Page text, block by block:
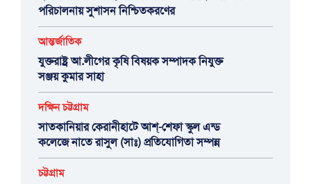
পরিচালনায় সুশাসন নিশ্চিতকরণের
আন্তর্জাতিক
যুক্তরাষ্ট্র আ.লীগের কৃষি বিষয়ক সম্পাদক নিযুক্ত
সঞ্জয় কুমার সাহা
দক্ষিন চট্টগ্রাম
সাতকানিয়ার কেরানীহাটে আশ্-শেফা স্কুল এন্ড
কলেজে নাতে রাসুল (সাঃ) প্রতিযোগিতা সম্পন্ন
চট্টগ্রাম